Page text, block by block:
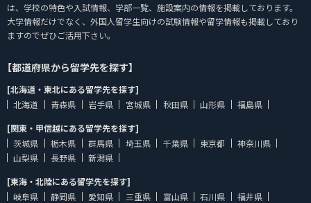
は、学校の特色や入試情報、学部一覧、施設案内の情報を掲載しております。
大学情報だけでなく、外国人留学生向けの試験情報や留学情報も掲載しており
ますのでぜひご活用下さい。
【都道府県から留学先を探す】
[北海道・東北にある留学先を探す]
北海道
青森県 岩手県 宮城県 秋田県 山形県
福島県
[関東・甲信越にある留学先を探す]
茨城県
栃木県 群馬県 埼玉県 千葉県 東京都
神奈川県
山梨県
長野県
新潟県
[東海・北陸にある留学先を探す]
岐阜県
静岡県 愛知県 三重県 富山県 石川県
福井県